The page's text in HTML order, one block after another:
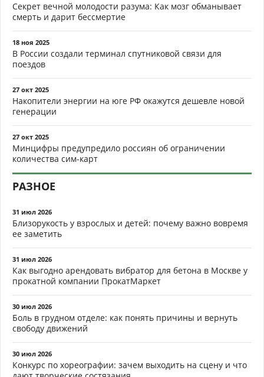
Секрет вечной молодости разума: Как мозг обманывает
смерть и дарит бессмертие
18 ноя 2025
В России создали терминал спутниковой связи для
поездов
27 окт 2025
Накопители энергии на юге РФ окажутся дешевле новой
генерации
27 окт 2025
Минцифры предупредило россиян об ограничении
количества сим-карт
РАЗНОЕ
31 июл 2026
Близорукость у взрослых и детей: почему важно вовремя
ее заметить
31 июл 2026
Как выгодно арендовать вибратор для бетона в Москве у
прокатной компании ПрокатМаркет
30 июл 2026
Боль в грудном отделе: как понять причины и вернуть
свободу движений
30 июл 2026
Конкурс по хореографии: зачем выходить на сцену и что